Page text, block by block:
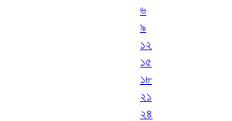
৬
৯
১২
১৫
১৮
২১
২৪